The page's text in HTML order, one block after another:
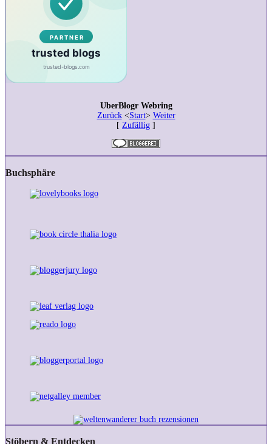
UberBlogr Webring
Zurück<Start> Weiter
[ Zufällig ]
Buchsphäre
Stöbern & Entdecken